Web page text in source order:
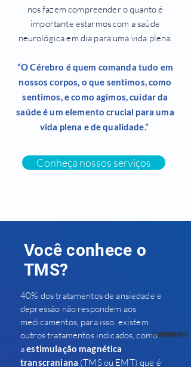
nos fazem compreender o quanto é
importante estarmos com a saúde
neurológica em dia para uma vida plena.
“O Cérebro é quem comanda tudo em
nossos corpos, o que sentimos, como
sentimos, e como agimos, cuidar da
saúde é um elemento crucial para uma
vida plena e de qualidade.”
Conheça nossos serviços
Você conhece o
TMS?
40% dos tratamentos de ansiedade e
depressão não respondem aos
medicamentos, para isso, existem
outros tratamentos indicados, como
aestimulação magnética
transcraniana (TMS ou EMT) que é
whatsapp